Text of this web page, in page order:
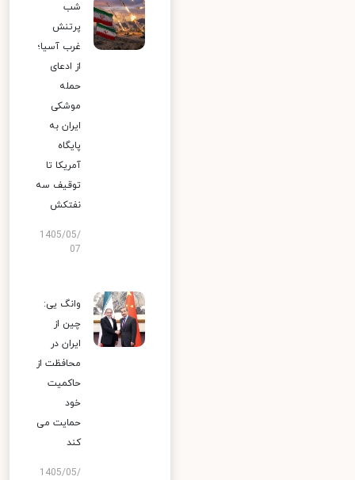
شب
پرتنش
غرب آسیا؛
از ادعای
حمله
موشکی
ایران به
پایگاه
آمریکا تا
توقیف سه
نفتکش
1405/05/
07
وانگ یی:
چین از
ایران در
محافظت از
حاکمیت
خود
حمایت می
کند
1405/05/